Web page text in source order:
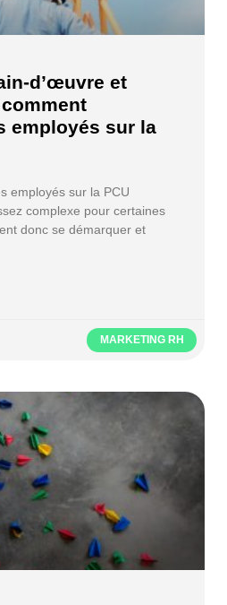
MARKETING RH
d’œuvre et
employés sur la
employés sur la PCU
complexe pour certaines
donc se démarquer et